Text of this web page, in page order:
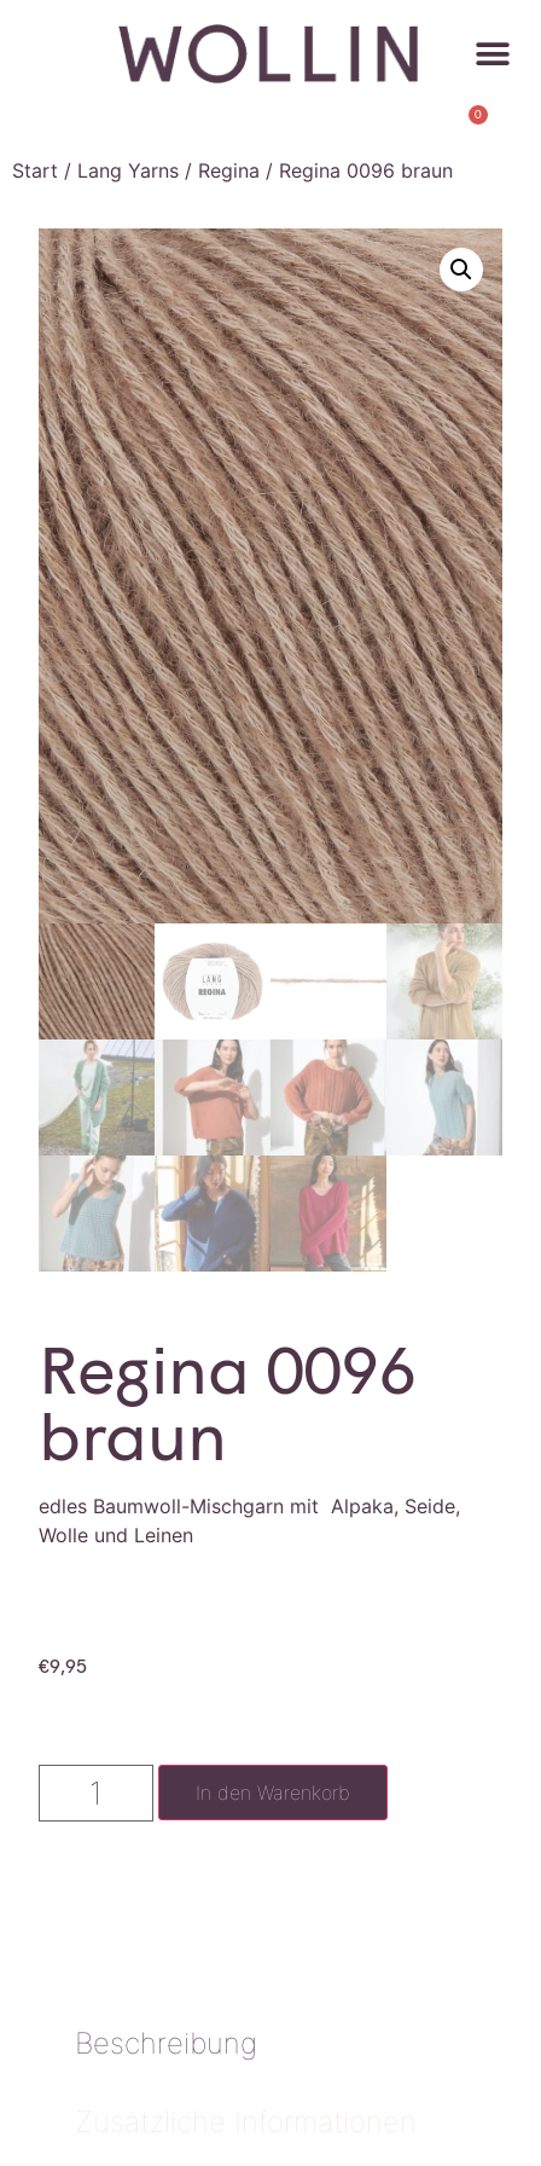
0
Start / Lang Yarns / Regina / Regina 0096 braun
Regina 0096
braun
edles Baumwoll-Mischgarn mit Alpaka, Seide,
Wolle und Leinen
€9,95
In den Warenkorb
Beschreibung
Zusätzliche Informationen